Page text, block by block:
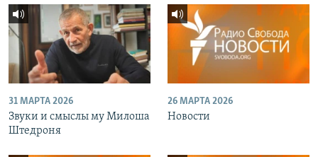
31 МАРТА 2026
Звуки и смыслы му Милоша
Штедроня
26 МАРТА 2026
Новости